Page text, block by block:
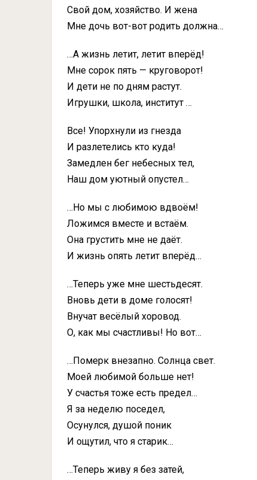
Свой дом, хозяйство. И жена
Мне дочь вот-вот родить должна…
…А жизнь летит, летит вперёд!
Мне сорок пять — круговорот!
И дети не по дням растут.
Игрушки, школа, институт …
Все! Упорхнули из гнезда
И разлетелись кто куда!
Замедлен бег небесных тел,
Наш дом уютный опустел…
…Но мы с любимою вдвоём!
Ложимся вместе и встаём.
Она грустить мне не даёт.
И жизнь опять летит вперёд…
…Теперь уже мне шестьдесят.
Вновь дети в доме голосят!
Внучат весёлый хоровод.
О, как мы счастливы! Но вот…
…Померк внезапно. Солнца свет.
Моей любимой больше нет!
У счастья тоже есть предел…
Я за неделю поседел,
Осунулся, душой поник
И ощутил, что я старик…
…Теперь живу я без затей,